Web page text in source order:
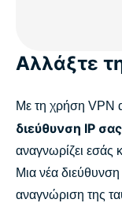
Αλλάξτε
Με τη χρήση VPN
διεύθυνση IP σας
αναγνωρίζει εσάς
Μια νέα
αναγνώριση της